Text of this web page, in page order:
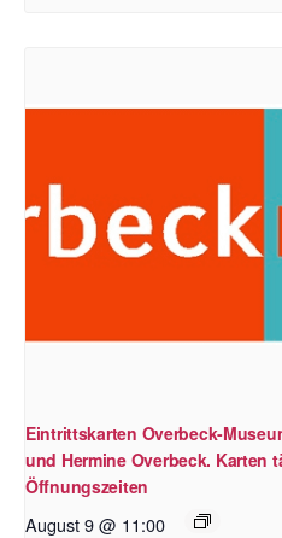
Eintrittskarten Overbeck-
und Hermine Overbeck. Karten
Öffnungszeiten
August 9 @ 11:00